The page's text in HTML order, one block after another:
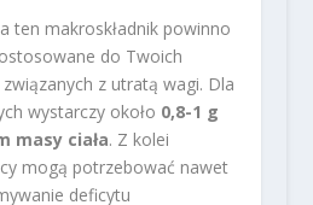
ten makroskładnik powinno
do Twoich
z utratą wagi. Dla
wystarczy około 0,8-1 g
masy ciała. Z kolei
mogą potrzebować nawet
deficytu